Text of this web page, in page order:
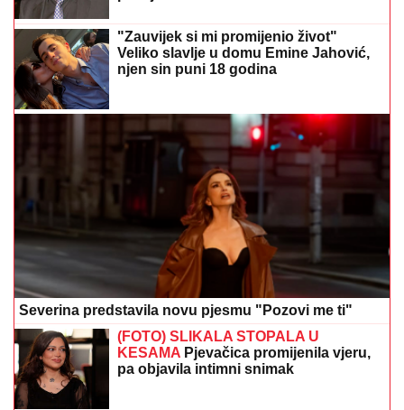
"Zauvijek si mi promijenio život"
Veliko slavlje u domu Emine Jahović,
njen sin puni 18 godina
Severina predstavila novu pjesmu "Pozovi me ti"
(FOTO) SLIKALA STOPALA U
KESAMA Pjevačica promijenila vjeru,
pa objavila intimni snimak